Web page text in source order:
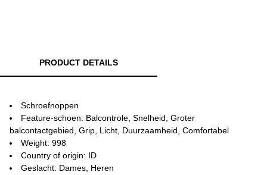
PRODUCT DETAILS
Schroefnoppen
Feature-schoen: Balcontrole, Snelheid, Groter
balcontactgebied, Grip, Licht, Duurzaamheid, Comfortabel
Weight: 998
Country of origin: ID
Geslacht: Dames, Heren